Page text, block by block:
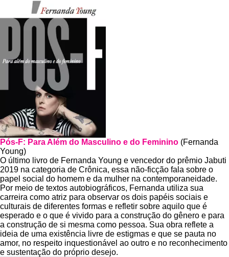
Pós-F: Para Além do Masculino e do Feminino (Fernanda
Young)
O último livro de Fernanda Young e vencedor do prêmio Jabuti
2019 na categoria de Crônica, essa não-ficção fala sobre o
papel social do homem e da mulher na contemporaneidade.
Por meio de textos autobiográficos, Fernanda utiliza sua
carreira como atriz para observar os dois papéis sociais e
culturais de diferentes formas e refletir sobre aquilo que é
esperado e o que é vivido para a construção do gênero e para
a construção de si mesma como pessoa. Sua obra reflete a
ideia de uma existência livre de estigmas e que se pauta no
amor, no respeito inquestionável ao outro e no reconhecimento
e sustentação do próprio desejo.